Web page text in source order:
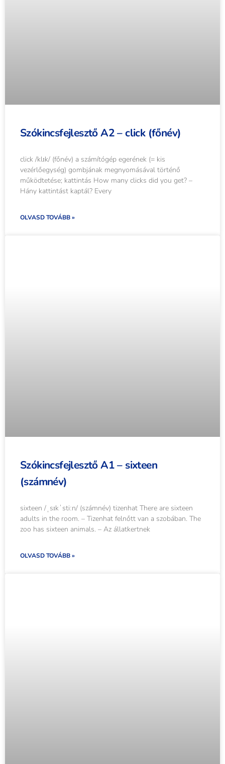
Szókincsfejlesztő A2 – click (főnév)
click /klɪk/ (főnév) a számítógép egerének (= kis
vezérlőegység) gombjának megnyomásával történő
működtetése; kattintás How many clicks did you get? –
Hány kattintást kaptál? Every
OLVASD TOVÁBB »
Szókincsfejlesztő A1 – sixteen
(számnév)
sixteen /ˌsɪkˈstiːn/ (számnév) tizenhat There are sixteen
adults in the room. – Tizenhat felnőtt van a szobában. The
zoo has sixteen animals. – Az állatkertnek
OLVASD TOVÁBB »